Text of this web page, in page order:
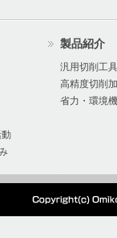
季休暇の
イ 棚卸
リル』の
設、生産
製品紹介
汎用切削工具
高精度切削
省力・環境